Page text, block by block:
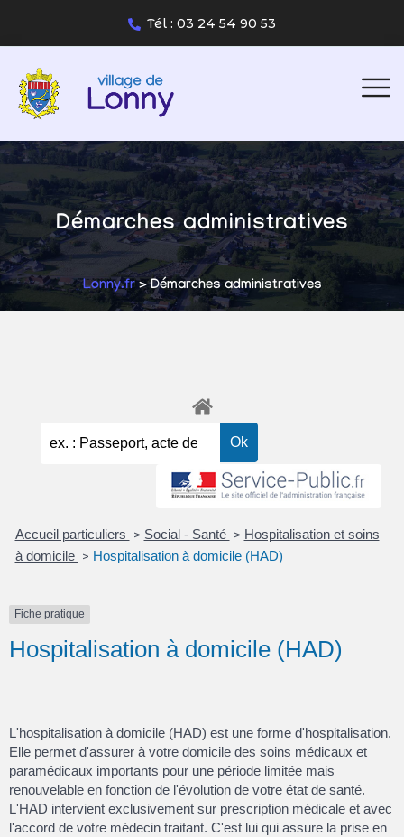
Tél : 03 24 54 90 53
Démarches administratives
Lonny.fr> Démarches administratives
Accueil particuliers > Social - Santé > Hospitalisation et soins
à domicile > Hospitalisation à domicile (HAD)
Fiche pratique
Hospitalisation à domicile (HAD)
L'hospitalisation à domicile (HAD) est une forme d'hospitalisation.
Elle permet d'assurer à votre domicile des soins médicaux et
paramédicaux importants pour une période limitée mais
renouvelable en fonction de l'évolution de votre état de santé.
L'HAD intervient exclusivement sur prescription médicale et avec
l'accord de votre médecin traitant. C'est lui qui assure la prise en